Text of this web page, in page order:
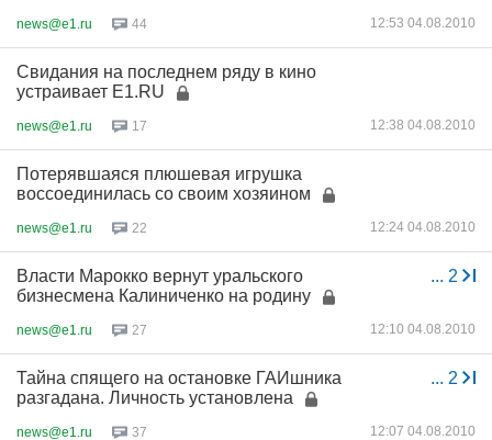
news@e1.ru 44 12:53 04.08.2010
Свидания на последнем ряду в кино
устраивает E1.RU
news@e1.ru 17 12:38 04.08.2010
Потерявшаяся плюшевая игрушка
воссоединилась со своим хозяином
news@e1.ru 22 12:24 04.08.2010
... 2
Власти Марокко вернут уральского
бизнесмена Калиниченко на родину
news@e1.ru 27 12:10 04.08.2010
... 2
Тайна спящего на остановке ГАИшника
разгадана. Личность установлена
news@e1.ru 37 12:07 04.08.2010